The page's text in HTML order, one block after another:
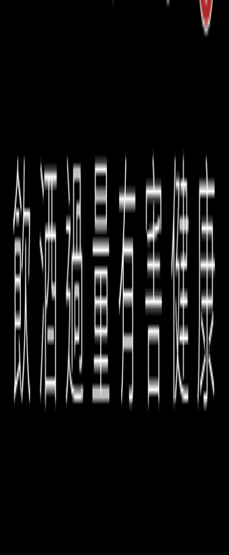
格外出色。酒款展現出強烈而精準的地塊個性：黑
櫻桃、黑李與乾燥花香交織深色香料與礦物氣息，
酒體緊密集中，單寧結構紮實卻細緻，線條清晰且
Laurent Ponsot 在 Côte de Nuits 深耕數十年，
2017 年自家族酒莊獨立後，以 Laurent Ponsot
SAS 之名於 Gilly‑lès‑Cîteaux 展開新篇章，結合
對布根地風土的敏銳與實驗精神，專注釀造精準、
忠於風土特色的酒款。酒莊僅與少數嚴選的葡萄園
主合作，從葡萄來源、釀造到裝瓶與運送皆全程控
溫，並採用專利瓶塞與防偽封條，兼顧長期熟成潛
力與酒款在離開酒莊後的穩定品質，致力於釀造理
想中的頂級訂製酒Haute Couture Wines。在守舊
傳承與創新間，Laurent Ponsot 已成為布根地最
具環保與現代化的耀眼指標。
Laurent Ponsot 所釀製每款佳釀，點點滴滴都來
自大自然恩賜與靈感，他決心簡化除了法定地區/村
莊/等級命名外，瑣碎複雜的地塊名稱，改以大自然
相對應的花草芬芳，白酒以花為名，紅酒以樹命
名，讓人不由自主細細品玩味其一花一世界的無窮